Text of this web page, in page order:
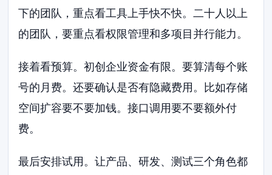
下的团队，重点看工具上手快不快。二十人以上
的团队，要重点看权限管理和多项目并行能力。
接着看预算。初创企业资金有限。要算清每个账
号的月费。还要确认是否有隐藏费用。比如存储
空间扩容要不要加钱。接口调用要不要额外付
费。
最后安排试用。让产品、研发、测试三个角色都